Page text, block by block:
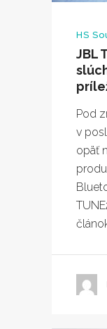
HS
JBL
Pod
v
opäť